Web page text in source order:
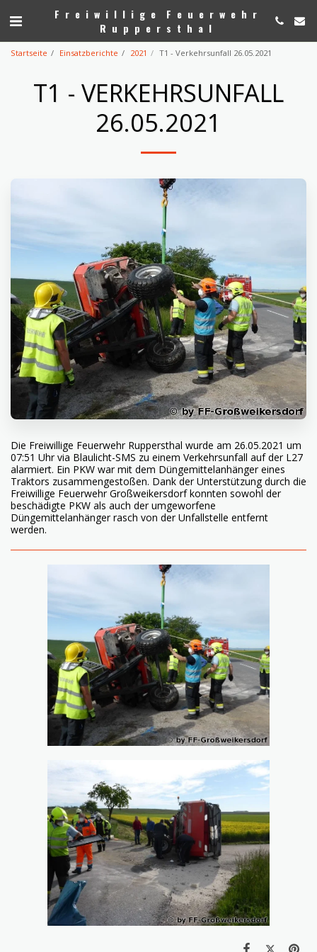
Freiwillige Feuerwehr
Ruppersthal
Startseite Einsatzberichte 2021 T1 - Verkehrsunfall 26.05.2021
T1 - VERKEHRSUNFALL
26.05.2021
Die Freiwillige Feuerwehr Ruppersthal wurde am 26.05.2021 um
07:51 Uhr via Blaulicht-SMS zu einem Verkehrsunfall auf der L27
alarmiert. Ein PKW war mit dem Düngemittelanhänger eines
Traktors zusammengestoßen. Dank der Unterstützung durch die
Freiwillige Feuerwehr Großweikersdorf konnten sowohl der
beschädigte PKW als auch der umgeworfene
Düngemittelanhänger rasch von der Unfallstelle entfernt
werden.